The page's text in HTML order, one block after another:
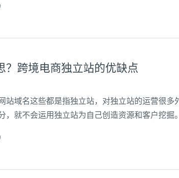
此次调整...
？跨境电商独立站的优缺点
站域名这些都是指独立站，对独立站的运营很多
，就不会运用独立站为自己创造资源和客户挖掘
量，但独立站不同，独立站对...